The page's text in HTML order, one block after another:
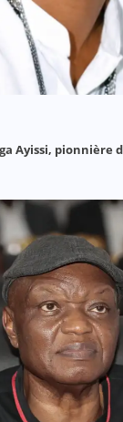
Ayissi, pionnière